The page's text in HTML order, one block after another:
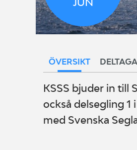
ÖVERSIKT
KSSS bjuder in till
också delsegling 1
med Svenska